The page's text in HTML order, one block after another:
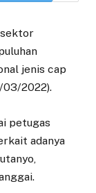
jenis cap
03/2022).
petugas
adanya